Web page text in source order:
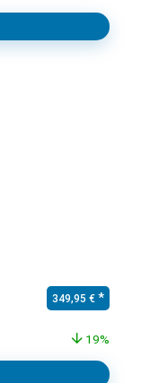
Ursprünglicher
349,95 €
19%